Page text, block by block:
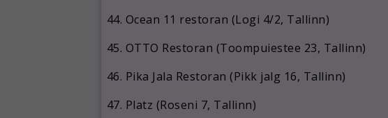
Ocean 11 restoran (Logi 4/2, Tallinn)
OTTO Restoran (Toompuiestee 23, Tallinn)
Pika Jala Restoran (Pikk jalg 16, Tallinn)
Platz (Roseni 7, Tallinn)